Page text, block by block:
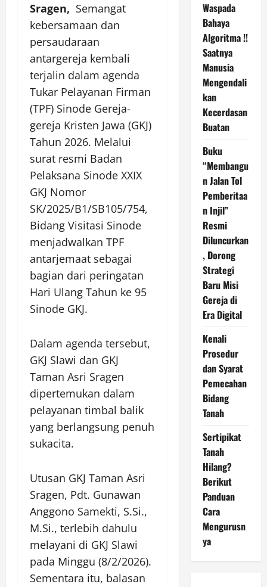
Sragen, Semangat
kebersamaan dan
persaudaraan
antargereja kembali
terjalin dalam agenda
Tukar Pelayanan Firman
(TPF) Sinode Gereja-
gereja Kristen Jawa (GKJ)
Tahun 2026. Melalui
surat resmi Badan
Pelaksana Sinode XXIX
GKJ Nomor
SK/2025/B1/SB105/754,
Bidang Visitasi Sinode
menjadwalkan TPF
antarjemaat sebagai
bagian dari peringatan
Hari Ulang Tahun ke 95
Sinode GKJ.
Dalam agenda tersebut,
GKJ Slawi dan GKJ
Taman Asri Sragen
dipertemukan dalam
pelayanan timbal balik
yang berlangsung penuh
sukacita.
Utusan GKJ Taman Asri
Sragen, Pdt. Gunawan
Anggono Samekti, S.Si.,
M.Si., terlebih dahulu
melayani di GKJ Slawi
pada Minggu (8/2/2026).
Sementara itu, balasan
Waspada
Bahaya
Algoritma !!
Saatnya
Manusia
Mengendali
kan
Kecerdasan
Buatan
Buku
“Membangu
n Jalan Tol
Pemberitaa
n Injil”
Resmi
Diluncurkan
, Dorong
Strategi
Baru Misi
Gereja di
Era Digital
Kenali
Prosedur
dan Syarat
Pemecahan
Bidang
Tanah
Sertipikat
Tanah
Hilang?
Berikut
Panduan
Cara
Mengurusn
ya